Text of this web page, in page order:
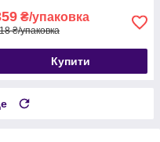
₴/упаковка
₴/упаковка
Купити